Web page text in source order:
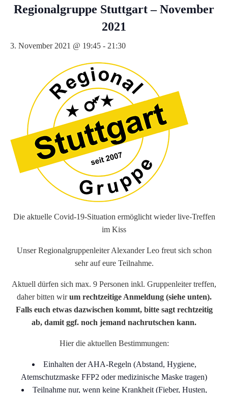
Regionalgruppe Stuttgart – November
2021
3. November 2021 @ 19:45 - 21:30
Die aktuelle Covid-19-Situation ermöglicht wieder live-Treffen
im Kiss
Unser Regionalgruppenleiter Alexander Leo freut sich schon
sehr auf eure Teilnahme.
Aktuell dürfen sich max. 9 Personen inkl. Gruppenleiter treffen,
daher bitten wirum rechtzeitige Anmeldung (siehe unten).
Falls euch etwas dazwischen kommt, bitte sagt rechtzeitig
ab, damit ggf. noch jemand nachrutschen kann.
Hier die aktuellen Bestimmungen:
Einhalten der AHA-Regeln (Abstand, Hygiene,
Atemschutzmaske FFP2 oder medizinische Maske tragen)
Teilnahme nur, wenn keine Krankheit (Fieber, Husten,